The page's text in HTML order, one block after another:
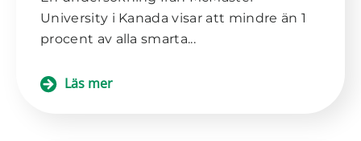
University i Kanada visar att mindre än 1
procent av alla smarta...
Läs mer